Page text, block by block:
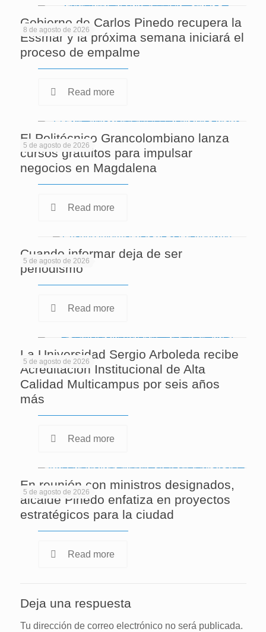
8 de agosto de 2026
Gobierno de Carlos Pinedo recupera la
Essmar y la próxima semana iniciará el
proceso de empalme
Read more
5 de agosto de 2026
El Politécnico Grancolombiano lanza
cursos gratuitos para impulsar
negocios en Magdalena
Read more
5 de agosto de 2026
Cuando informar deja de ser
periodismo
Read more
5 de agosto de 2026
La Universidad Sergio Arboleda recibe
Acreditación Institucional de Alta
Calidad Multicampus por seis años
más
Read more
5 de agosto de 2026
En reunión con ministros designados,
alcalde Pinedo enfatiza en proyectos
estratégicos para la ciudad
Read more
Deja una respuesta
Tu dirección de correo electrónico no será publicada.